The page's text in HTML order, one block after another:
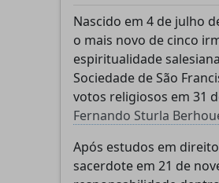
Nascido em 4 de julho
o mais novo de cinco
espiritualidade
Sociedade de São
votos religiosos em 31
Fernando Sturla
Após estudos em
sacerdote em 21 de